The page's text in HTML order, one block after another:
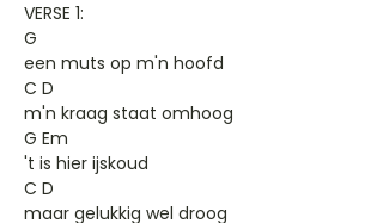
VERSE 1:
G
een muts op m'n hoofd
C D
m'n kraag staat omhoog
G Em
't is hier ijskoud
C D
maar gelukkig wel droog